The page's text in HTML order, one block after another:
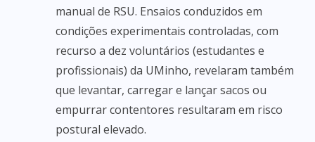
manual de RSU. Ensaios conduzidos em
condições experimentais controladas, com
recurso a dez voluntários (estudantes e
profissionais) da UMinho, revelaram também
que levantar, carregar e lançar sacos ou
empurrar contentores resultaram em risco
postural elevado.